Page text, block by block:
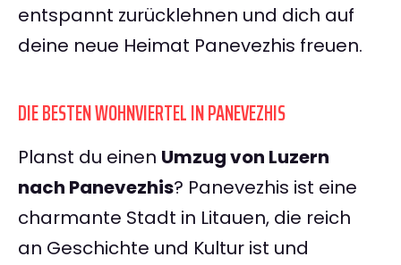
entspannt zurücklehnen und dich auf
deine neue Heimat Panevezhis freuen.
DIE BESTEN WOHNVIERTEL IN PANEVEZHIS
Planst du einen Umzug von Luzern
nach Panevezhis? Panevezhis ist eine
charmante Stadt in Litauen, die reich
an Geschichte und Kultur ist und